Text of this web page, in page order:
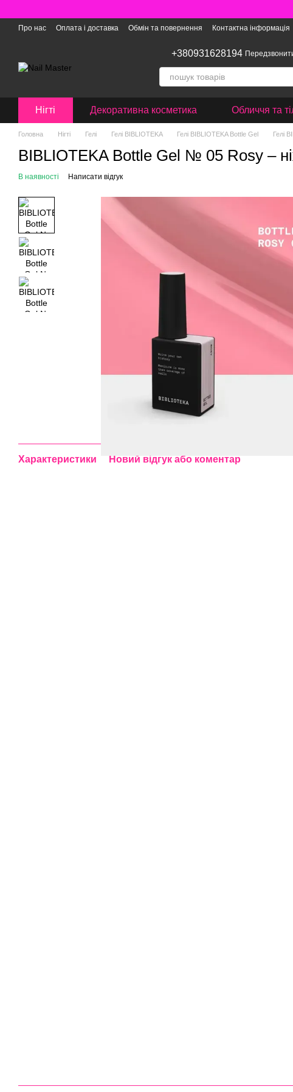
Про нас Оплата і доставка Обмін та повернення Контактна інформація
+380931628194
Нігті Декоративна косметика Обличчя та
Головна Нігті Гелі Гелі BIBLIOTEKA Гелі BIBLIOTEKA Bottle Gel Гелі
BIBLIOTEKA Bottle Gel № 05 Rosy –
В наявності Написати відгук
Характеристики Новий відгук або коментар